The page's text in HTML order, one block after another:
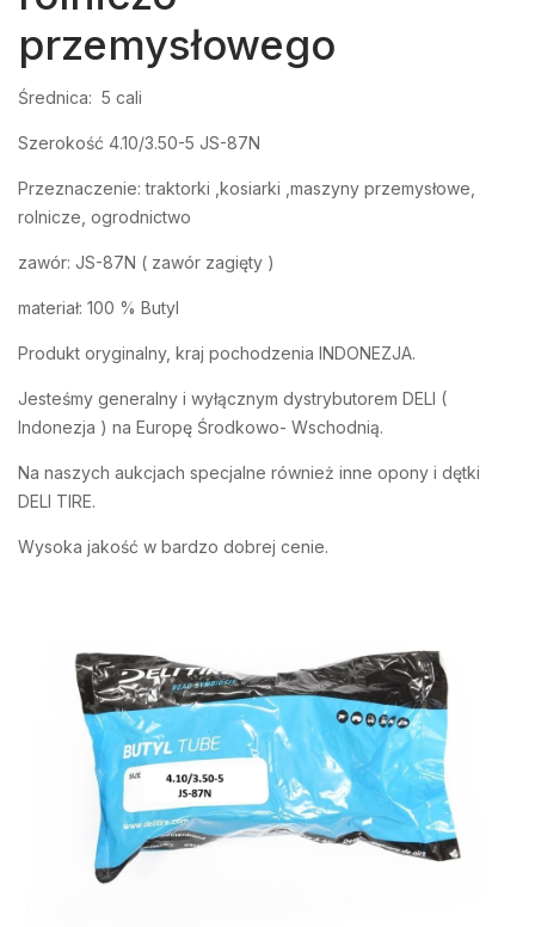
przemysłowego
Średnica: 5 cali
Szerokość 4.10/3.50-5 JS-87N
Przeznaczenie: traktorki ,kosiarki ,maszyny przemysłowe,
rolnicze, ogrodnictwo
zawór: JS-87N ( zawór zagięty )
materiał: 100 % Butyl
Produkt oryginalny, kraj pochodzenia INDONEZJA.
Jesteśmy generalny i wyłącznym dystrybutorem DELI (
Indonezja ) na Europę Środkowo- Wschodnią.
Na naszych aukcjach specjalne również inne opony i dętki
DELI TIRE.
Wysoka jakość w bardzo dobrej cenie.